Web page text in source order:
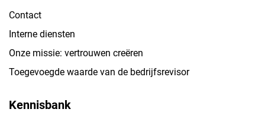
Contact
Interne diensten
Onze missie: vertrouwen creëren
Toegevoegde waarde van de bedrijfsrevisor
Kennisbank